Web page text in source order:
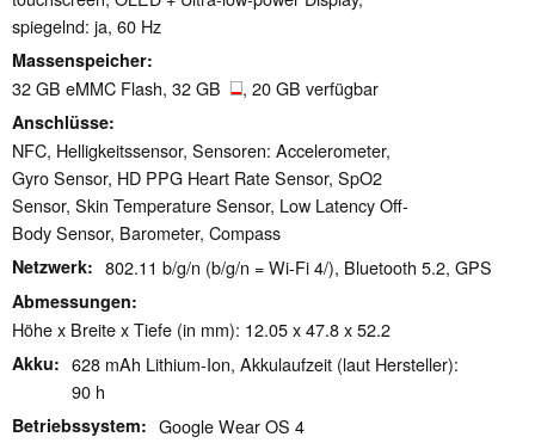
spiegelnd: ja, 60 Hz
Massenspeicher
32 GB eMMC Flash, 32 GB , 20 GB verfügbar
Anschlüsse
NFC, Helligkeitssensor, Sensoren: Accelerometer,
Gyro Sensor, HD PPG Heart Rate Sensor, SpO2
Sensor, Skin Temperature Sensor, Low Latency Off-
Body Sensor, Barometer, Compass
Netzwerk 802.11 b/g/n (b/g/n = Wi-Fi 4/), Bluetooth 5.2, GPS
Abmessungen
Höhe x Breite x Tiefe (in mm): 12.05 x 47.8 x 52.2
Akku
628 mAh Lithium-Ion, Akkulaufzeit (laut Hersteller):
90 h
Betriebssystem Google Wear OS 4